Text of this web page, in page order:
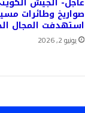
صواريخ وطائرات
استهدفت المجال
يونيو 2, 2026